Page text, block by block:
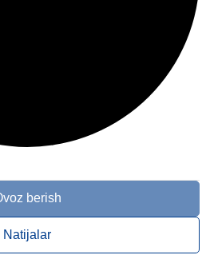
berish
Natijalar